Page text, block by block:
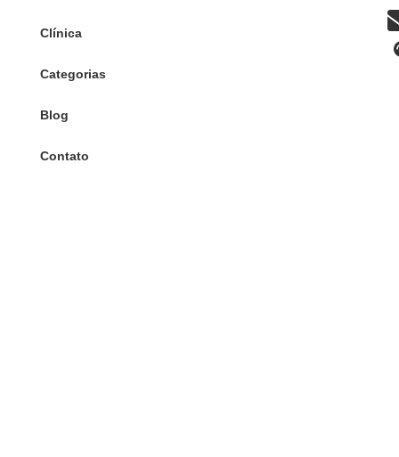
Clínica
Categorias
Blog
Contato